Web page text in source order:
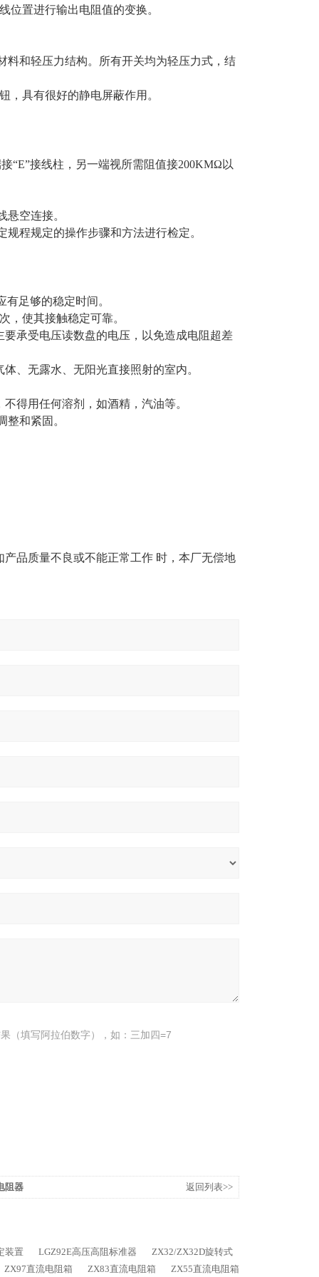
位置进行输出电阻值的变换。
料和轻压力结构。所有开关均为轻压力式，结
，具有很好的静电屏蔽作用。
“E”接线柱，另一端视所需阻值接200KMΩ以
空连接。
程规定的操作步骤和方法进行检定。
足够的稳定时间。
，使其接触稳定可靠。
要承受电压读数盘的电压，以免造成电阻超差
体、无露水、无阳光直接照射的室内。
得用任何溶剂，如酒精，汽油等。
和紧固。
品质量不良或不能正常工作 时，本厂无偿地
（填写阿拉伯数字），如：三加四=7
阻器 返回列表>>
装置 LGZ92E高压高阻标准器
ZX32/ZX32D旋转式
ZX97直流电阻箱 ZX83直流电阻箱 ZX55直流电阻箱